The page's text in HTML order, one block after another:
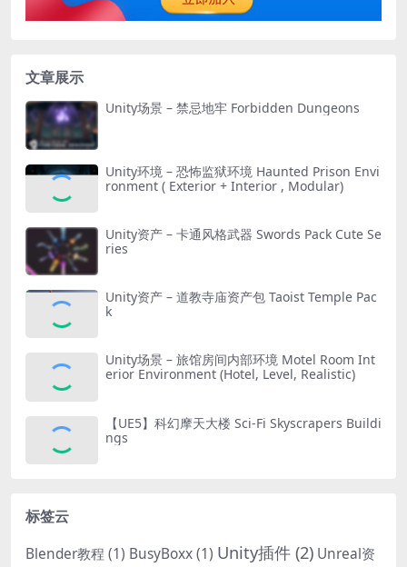
文章展示
Unity场景 – 禁忌地牢 Forbidden Dungeons
Unity环境 – 恐怖监狱环境 Haunted Prison Envi
ronment ( Exterior + Interior , Modular)
Unity资产 – 卡通风格武器 Swords Pack Cute Se
ries
Unity资产 – 道教寺庙资产包 Taoist Temple Pac
k
Unity场景 – 旅馆房间内部环境 Motel Room Int
erior Environment (Hotel, Level, Realistic)
【UE5】科幻摩天大楼 Sci-Fi Skyscrapers Buildi
ngs
标签云
Blender教程 (1) BusyBoxx(1) Unity插件 (2) Unreal资